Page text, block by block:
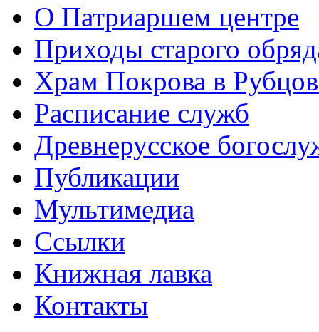
О Патриаршем центре
Приходы старого
Храм Покрова в
Расписание служб
Древнерусское
Публикации
Мультимедиа
Ссылки
Книжная лавка
Контакты